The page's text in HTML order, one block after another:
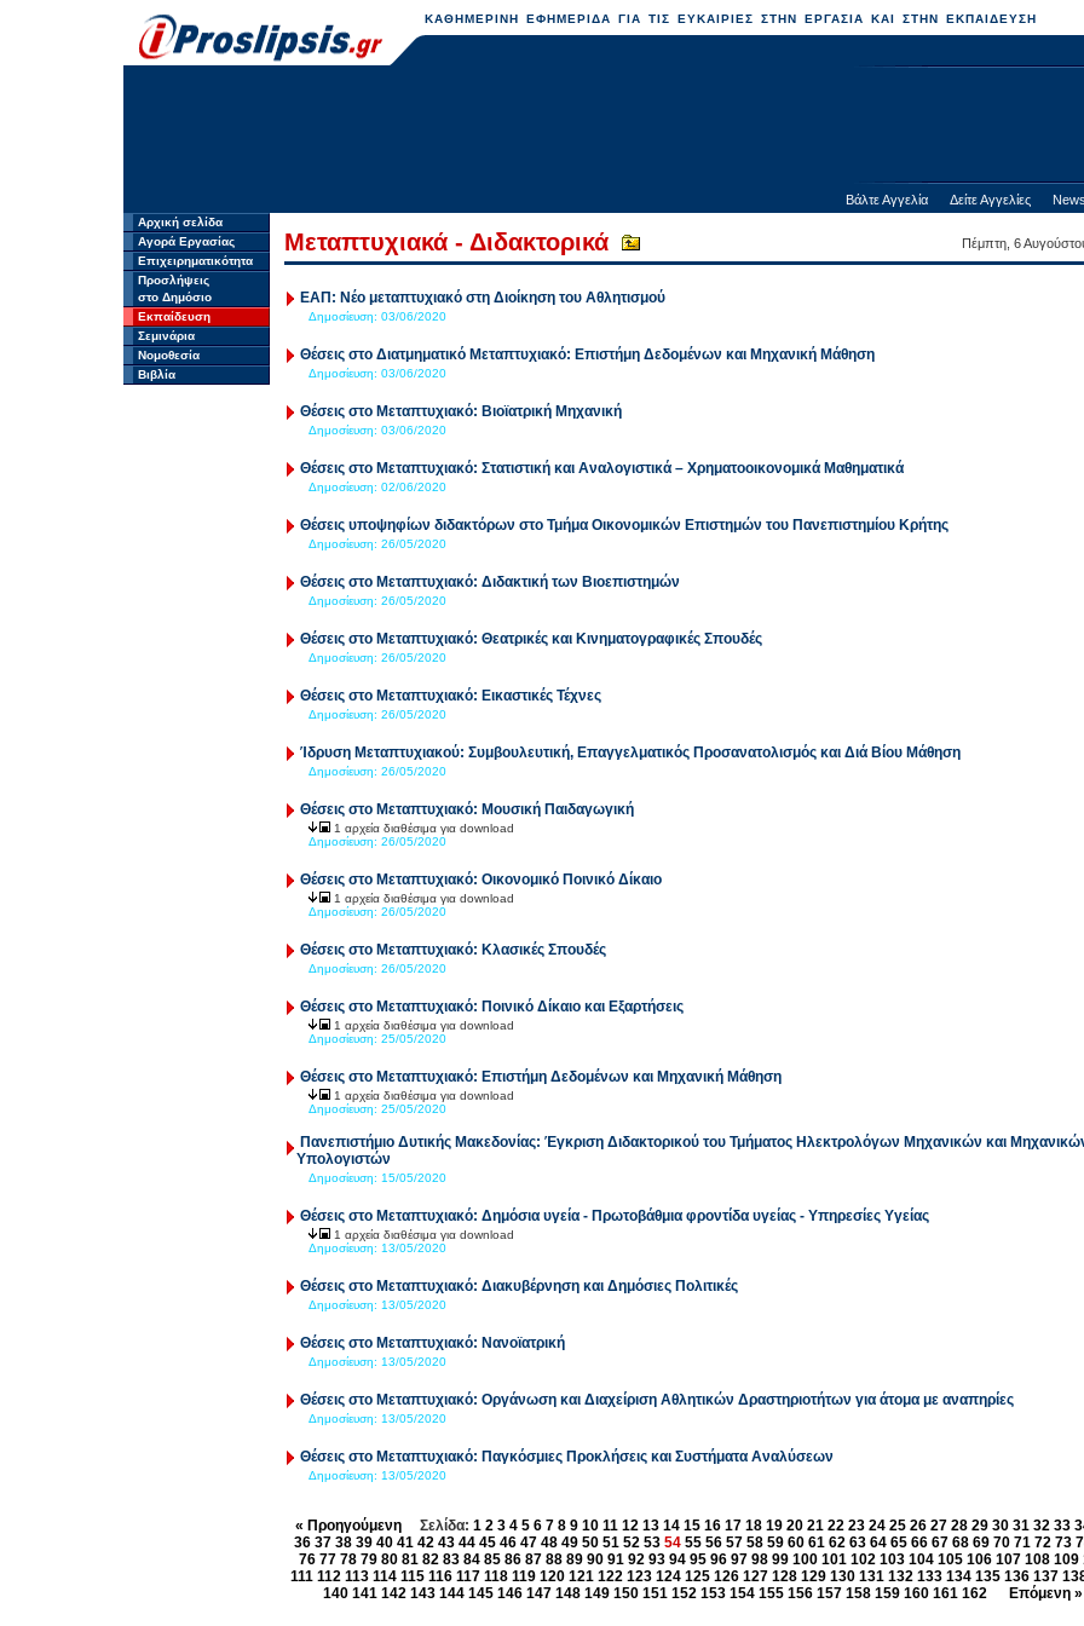
ΚΑΘΗΜΕΡΙΝΗ ΕΦΗΜΕΡΙΔΑ ΓΙΑ ΤΙΣ ΕΥΚΑΙΡΙΕΣ ΣΤΗΝ ΕΡΓΑΣΙΑ ΚΑΙ ΣΤΗΝ ΕΚΠΑΙΔΕΥΣΗ
Βάλτε Αγγελία Δείτε Αγγελίες
Αρχική σελίδα
Αγορά Εργασίας
Επιχειρηματικότητα
Προσλήψεις
στο Δημόσιο
Εκπαίδευση
Σεμινάρια
Νομοθεσία
Βιβλία
Μεταπτυχιακά - Διδακτορικά Πέμπτη, 6
ΕΑΠ: Νέο μεταπτυχιακό στη Διοίκηση του Αθλητισμού
Δημοσίευση: 03/06/2020
Θέσεις στο Διατμηματικό Μεταπτυχιακό: Επιστήμη Δεδομένων και Μηχανική Μάθηση
Δημοσίευση: 03/06/2020
Θέσεις στο Μεταπτυχιακό: Βιοϊατρική Μηχανική
Δημοσίευση: 03/06/2020
Θέσεις στο Μεταπτυχιακό: Στατιστική και Αναλογιστικά – Χρηματοοικονομικά Μαθηματικά
Δημοσίευση: 02/06/2020
Θέσεις υποψηφίων διδακτόρων στο Τμήμα Οικονομικών Επιστημών του Πανεπιστημίου Κρήτης
Δημοσίευση: 26/05/2020
Θέσεις στο Μεταπτυχιακό: Διδακτική των Βιοεπιστημών
Δημοσίευση: 26/05/2020
Θέσεις στο Μεταπτυχιακό: Θεατρικές και Κινηματογραφικές Σπουδές
Δημοσίευση: 26/05/2020
Θέσεις στο Μεταπτυχιακό: Εικαστικές Τέχνες
Δημοσίευση: 26/05/2020
Ίδρυση Μεταπτυχιακού: Συμβουλευτική, Επαγγελματικός Προσανατολισμός και Διά Βίου Μάθηση
Δημοσίευση: 26/05/2020
Θέσεις στο Μεταπτυχιακό: Μουσική Παιδαγωγική
1 αρχεία διαθέσιμα για download
Δημοσίευση: 26/05/2020
Θέσεις στο Μεταπτυχιακό: Οικονομικό Ποινικό Δίκαιο
1 αρχεία διαθέσιμα για download
Δημοσίευση: 26/05/2020
Θέσεις στο Μεταπτυχιακό: Κλασικές Σπουδές
Δημοσίευση: 26/05/2020
Θέσεις στο Μεταπτυχιακό: Ποινικό Δίκαιο και Εξαρτήσεις
1 αρχεία διαθέσιμα για download
Δημοσίευση: 25/05/2020
Θέσεις στο Μεταπτυχιακό: Επιστήμη Δεδομένων και Μηχανική Μάθηση
1 αρχεία διαθέσιμα για download
Δημοσίευση: 25/05/2020
Πανεπιστήμιο Δυτικής Μακεδονίας: Έγκριση Διδακτορικού του Τμήματος Ηλεκτρολόγων Μηχανικών και
Υπολογιστών
Δημοσίευση: 15/05/2020
Θέσεις στο Μεταπτυχιακό: Δημόσια υγεία - Πρωτοβάθμια φροντίδα υγείας - Υπηρεσίες Υγείας
1 αρχεία διαθέσιμα για download
Δημοσίευση: 13/05/2020
Θέσεις στο Μεταπτυχιακό: Διακυβέρνηση και Δημόσιες Πολιτικές
Δημοσίευση: 13/05/2020
Θέσεις στο Μεταπτυχιακό: Νανοϊατρική
Δημοσίευση: 13/05/2020
Θέσεις στο Μεταπτυχιακό: Οργάνωση και Διαχείριση Αθλητικών Δραστηριοτήτων για άτομα με αναπηρίες
Δημοσίευση: 13/05/2020
Θέσεις στο Μεταπτυχιακό: Παγκόσμιες Προκλήσεις και Συστήματα Αναλύσεων
Δημοσίευση: 13/05/2020
« ΠροηγούμενηΣελίδα: 1 2 3 4 5 6 7 8 9 10 11 12 13 14 15 16 17 18 19 20 21 22 23 24 25 26 27 28 29 30 31 32 33
36 37 38 39 40 41 42 43 44 45 46 47 48 49 50 51 52 53 54 55 56 57 58 59 60 61 62 63 64 65 66 67 68 69 70 71 72 73
76 77 78 79 80 81 82 83 84 85 86 87 88 89 90 91 92 93 94 95 96 97 98 99 100 101 102 103 104 105 106 107 108 109
111 112 113 114 115 116 117 118 119 120 121 122 123 124 125 126 127 128 129 130 131 132 133 134 135 136 137
140 141 142 143 144 145 146 147 148 149 150 151 152 153 154 155 156 157 158 159 160 161 162 Επόμενη »